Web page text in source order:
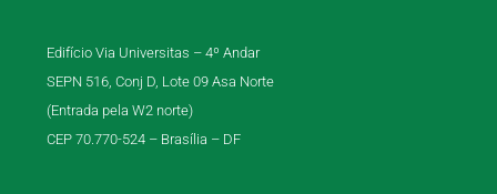
Edifício Via Universitas – 4º Andar
SEPN 516, Conj D, Lote 09 Asa Norte
(Entrada pela W2 norte)
CEP 70.770-524 – Brasília – DF